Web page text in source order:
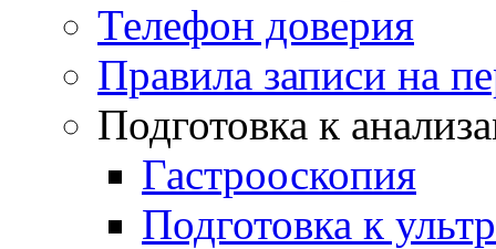
Телефон доверия
Правила записи на
Подготовка к
Гастрооскопия
Подготовка к